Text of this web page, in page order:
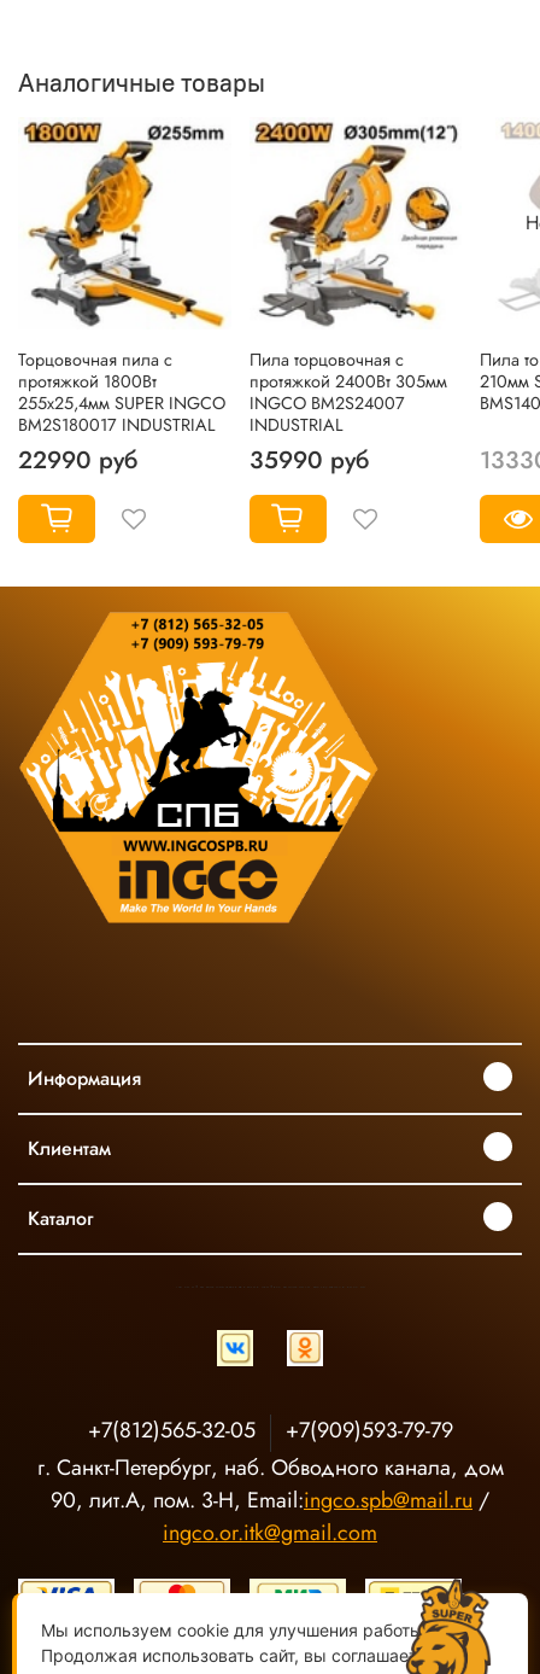
Аналогичные товары
Торцовочная пила с
протяжкой 1800Вт
255х25,4мм SUPER INGCO
BM2S180017 INDUSTRIAL
22990 руб
Пила торцовочная с
протяжкой 2400Вт 305мм
INGCO BM2S24007
INDUSTRIAL
35990 руб
Пила
210мм
Информация
Клиентам
Каталог
+7(812)565-32-05
+7(909)593-79-79
г. Санкт-Петербург, наб. Обводного канала, дом
90, лит.А, пом. 3-Н, Email:ingco.spb@mail.ru /
ingco.or.itk@gmail.com
Мы используем cookie для улучшения работы сайта.
Продолжая использовать сайт, вы соглашаетесь с